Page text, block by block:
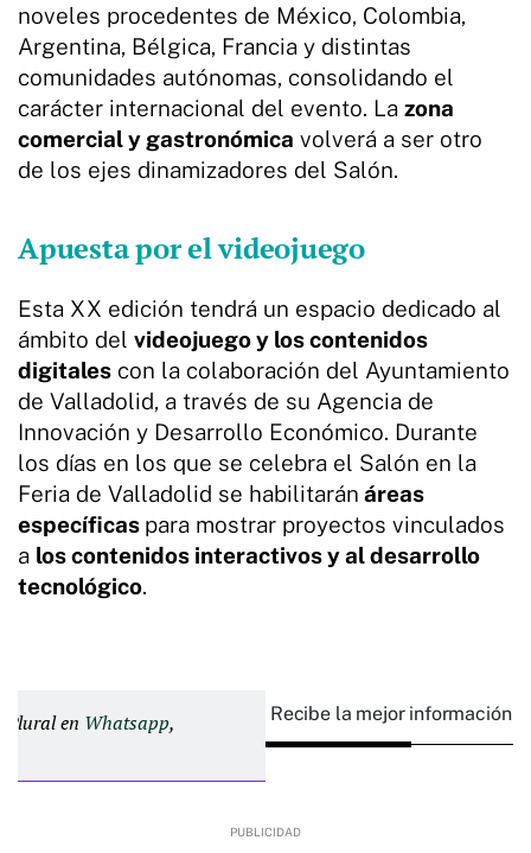
noveles procedentes de México, Colombia,
Argentina, Bélgica, Francia y distintas
comunidades autónomas, consolidando el
carácter internacional del evento. La zona
comercial y gastronómica volverá a ser otro
de los ejes dinamizadores del Salón.
Apuesta por el videojuego
Esta XX edición tendrá un espacio dedicado al
ámbito del videojuego y los contenidos
digitales con la colaboración del Ayuntamiento
de Valladolid, a través de su Agencia de
Innovación y Desarrollo Económico. Durante
los días en los que se celebra el Salón en la
Feria de Valladolid se habilitarán áreas
específicas para mostrar proyectos vinculados
a los contenidos interactivos y al desarrollo
tecnológico.
Plural en Whatsapp, Recibe la mejor información